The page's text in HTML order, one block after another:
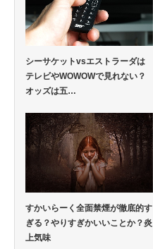
シーサケットvsエストラーダは
テレビやWOWOWで見れない？
オッズは五…
すかいらーく全面禁煙が徹底的す
ぎる？やりすぎかいいことか？炎
上気味